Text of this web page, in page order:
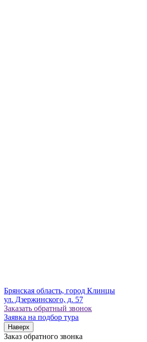
Брянская область, город Клинцы
ул. Дзержинского, д. 57
Заказать обратный звонок
Заявка на подбор тура
Наверх
Заказ обратного звонка